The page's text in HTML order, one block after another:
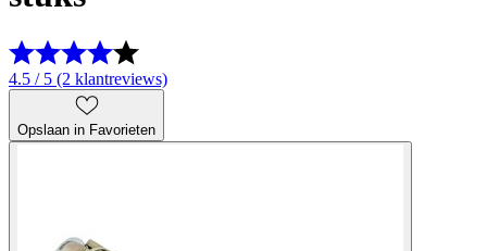
4.5 / 5 (2 klantreviews)
Opslaan in Favorieten